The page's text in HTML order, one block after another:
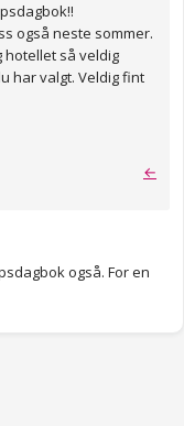
også neste sommer.
hotellet så veldig
har valgt. Veldig fint
←
også. For en